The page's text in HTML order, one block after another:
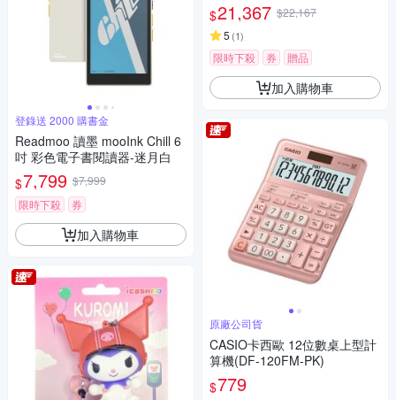
登錄送 2000 購書金
Readmoo 讀墨 mooInk Chill 6
吋 彩色電子書閱讀器-迷月白
$7,799 $7,999
限時下殺
券
加入購物車
3吋側翻軟膠殼 (組合)
$21,367 $22,167
5 (1)
限時下殺 券 贈品
加入購物車
原廠公司貨
CASIO卡西歐 12位數桌上型計
算機(DF-120FM-PK)
$779